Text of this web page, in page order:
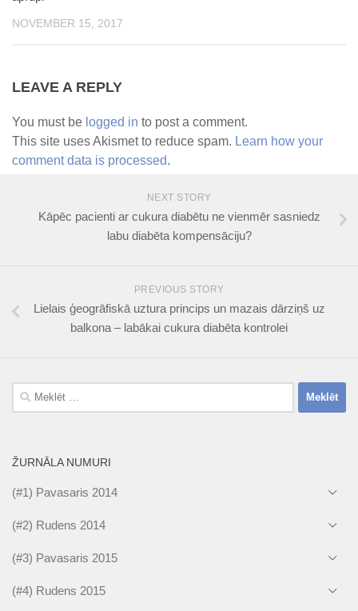
NOVEMBER 15, 2017
LEAVE A REPLY
You must be logged in to post a comment.
This site uses Akismet to reduce spam. Learn how your
comment data is processed.
NEXT STORY
Kāpēc pacienti ar cukura diabētu ne vienmēr sasniedz
labu diabēta kompensāciju?
PREVIOUS STORY
Lielais ģeogrāfiskā uztura princips un mazais dārziņš uz
balkona – labākai cukura diabēta kontrolei
Meklēt:
ŽURNĀLA NUMURI
(#1) Pavasaris 2014
(#2) Rudens 2014
(#3) Pavasaris 2015
(#4) Rudens 2015